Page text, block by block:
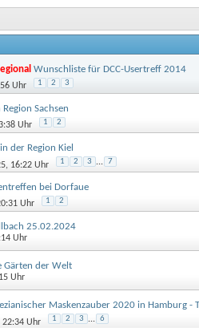
Wunschliste für DCC-Usertreff 2014
Uhr 1 2 3
Sachsen
Uhr 1 2
der Region Kiel
16:22 Uhr 1 2 3 ... 7
bei Dorfaue
Uhr 1 2
25.02.2024
Uhr
Gärten der Welt
Uhr
Maskenzauber 2020 in Hamburg -
22:34 Uhr 1 2 3 ... 6